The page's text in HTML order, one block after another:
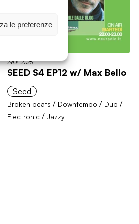
le preferenze
29.04.2026
SEED S4 EP12 w/ Max Bello
Seed
Broken beats / Downtempo / Dub /
Electronic /Jazzy